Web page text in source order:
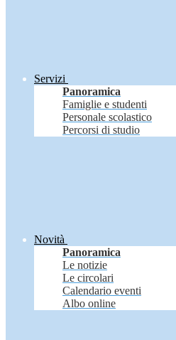
Servizi
Panoramica
Famiglie e studenti
Personale scolastico
Percorsi di studio
Novità
Panoramica
Le notizie
Le circolari
Calendario eventi
Albo online